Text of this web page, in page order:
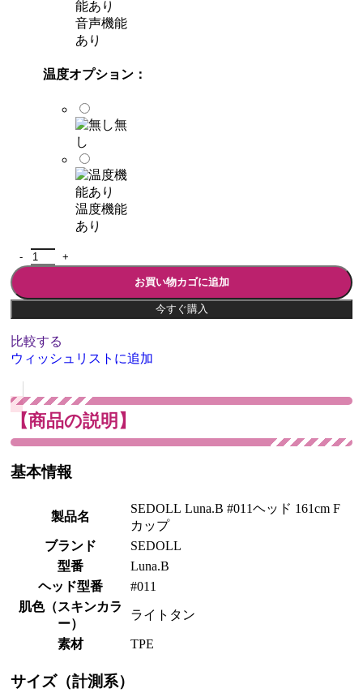
音声機能
あり
温度オプション：
無
し
温度機能
あり
お買い物カゴに追加
今すぐ購入
比較する
ウィッシュリストに追加
【商品の説明】
基本情報
製品名
SEDOLL Luna.B #011ヘッド 161cm F
カップ
ブランド
SEDOLL
型番
Luna.B
ヘッド型番
#011
肌色（スキンカラ
ー）
ライトタン
素材 TPE
サイズ（計測系）